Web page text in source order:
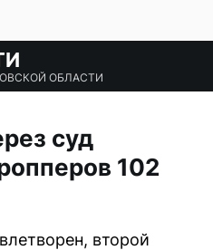
ОБЛАСТИ
суд
102
второй